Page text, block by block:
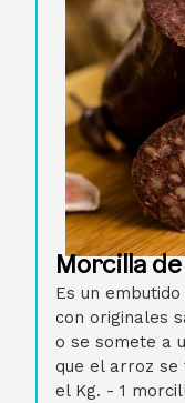
Morcilla
Es un
con originales
o se somete a
que el arroz se
el Kg. - 1